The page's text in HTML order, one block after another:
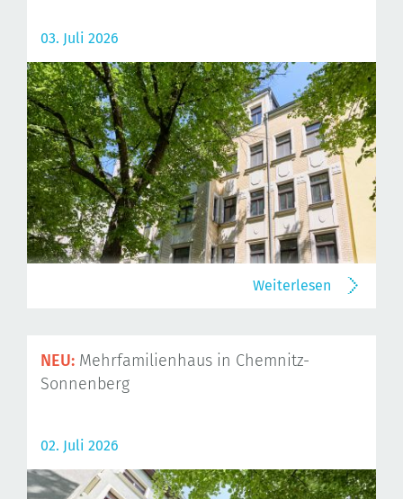
03. Juli 2026
Weiterlesen
NEU: Mehrfamilienhaus in Chemnitz-
Sonnenberg
02. Juli 2026